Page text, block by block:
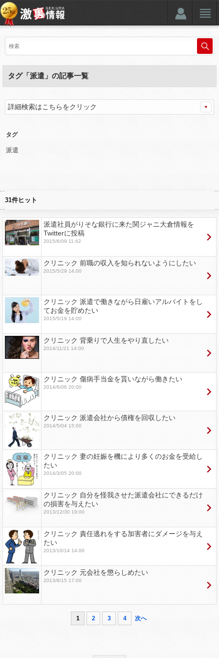
タグ「派遣」の記事一覧
詳細検索はこちらをクリック
タグ
派遣
31件ヒット
派遣社員がりそな銀行に来た関ジャニ大倉情報を
Twitterに投稿
2015/6/09 11:42
クリニック 前職の収入を知られないようにしたい
2015/5/29 14:00
クリニック 派遣で働きながら日雇いアルバイトをし
てお金を貯めたい
2015/5/19 14:00
クリニック 背乗りで人生をやり直したい
2014/11/21 14:00
クリニック 傷病手当金を貰いながら働きたい
2014/6/06 20:00
クリニック 派遣会社から債権を回収したい
2014/5/04 15:00
クリニック 妻の妊娠を機により多くのお金を受給し
たい
2014/3/05 20:00
クリニック 自分を怪我させた派遣会社にできるだけ
の損害を与えたい
2013/12/30 19:00
クリニック 責任逃れをする加害者にダメージを与え
たい
2013/10/14 14:00
クリニック 元会社を懲らしめたい
2013/8/15 17:00
1 2 3 4 次へ